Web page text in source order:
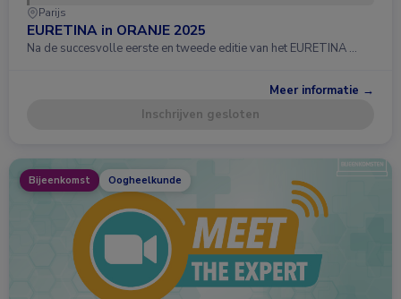
Parijs
EURETINA in ORANJE 2025
Na de succesvolle eerste en tweede editie van het EURETINA …
Meer informatie →
Inschrijven gesloten
Bijeenkomst Oogheelkunde